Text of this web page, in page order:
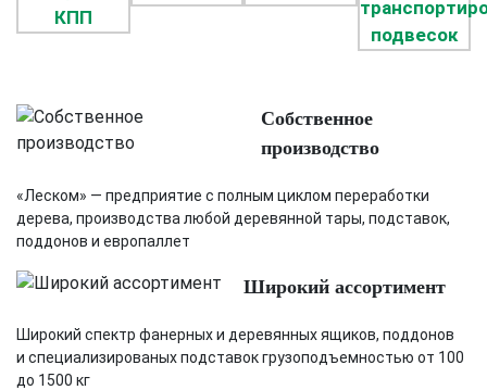
Собственное
производство
«Леском» — предприятие с полным циклом переработки
дерева, производства любой деревянной тары, подставок,
поддонов и европаллет
Широкий ассортимент
Широкий спектр фанерных и деревянных ящиков, поддонов
и специализированых подставок грузоподъемностью от 100
до 1500 кг